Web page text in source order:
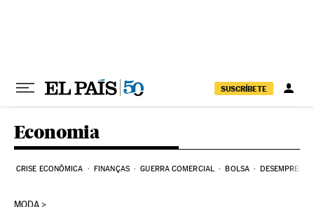
SUSCRÍBETE
Economia
CRISE ECONÔMICA FINANÇAS GUERRA COMERCIAL BOLSA DESEMPREGO
MODA